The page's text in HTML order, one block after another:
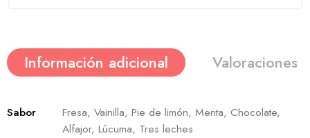
Información adicional Valoraciones
Sabor
Fresa, Vainilla, Pie de limón, Menta, Chocolate,
Alfajor, Lúcuma, Tres leches